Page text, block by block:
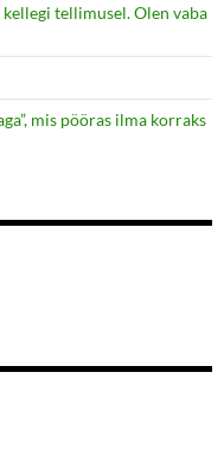
tellimusel. Olen vaba
mis pööras ilma korraks